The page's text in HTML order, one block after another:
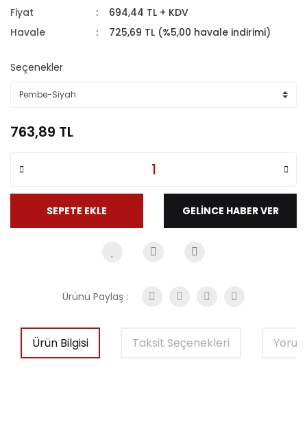
Fiyat
694,44 TL + KDV
Havale
725,69 TL (%5,00 havale indirimi)
Seçenekler
763,89 TL
SEPETE EKLE GELİNCE HABER VER
Ürünü Paylaş :
Ürün Bilgisi Taksit Seçenekleri